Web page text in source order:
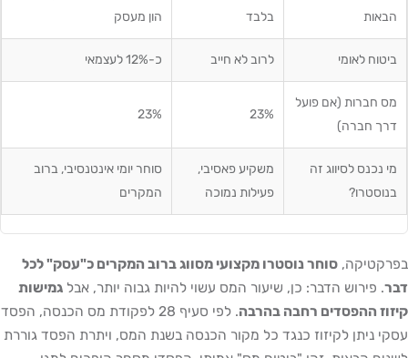
הון מעסק
לאומי לרוב לא חייב
(אם פועל
לסיווג זה
משקיע פאסיבי,
פעילות נמוכה
סוחר יומי אינטנסיבי, ברוב
המקרים
סוחר נוסטרו מקצועי מסווג ברוב המקרים כ"עסק" לכל
הדבר: כן, שיעור המס עשוי להיות גבוה יותר, אבלגמישות
ההפסדים רחבה בהרבה
. לפי סעיף 28 לפקודת מס הכנסה, הפסד
לקיזוז כנגד כל מקור הכנסה בשנת המס, ויתרת הפסד גוררת